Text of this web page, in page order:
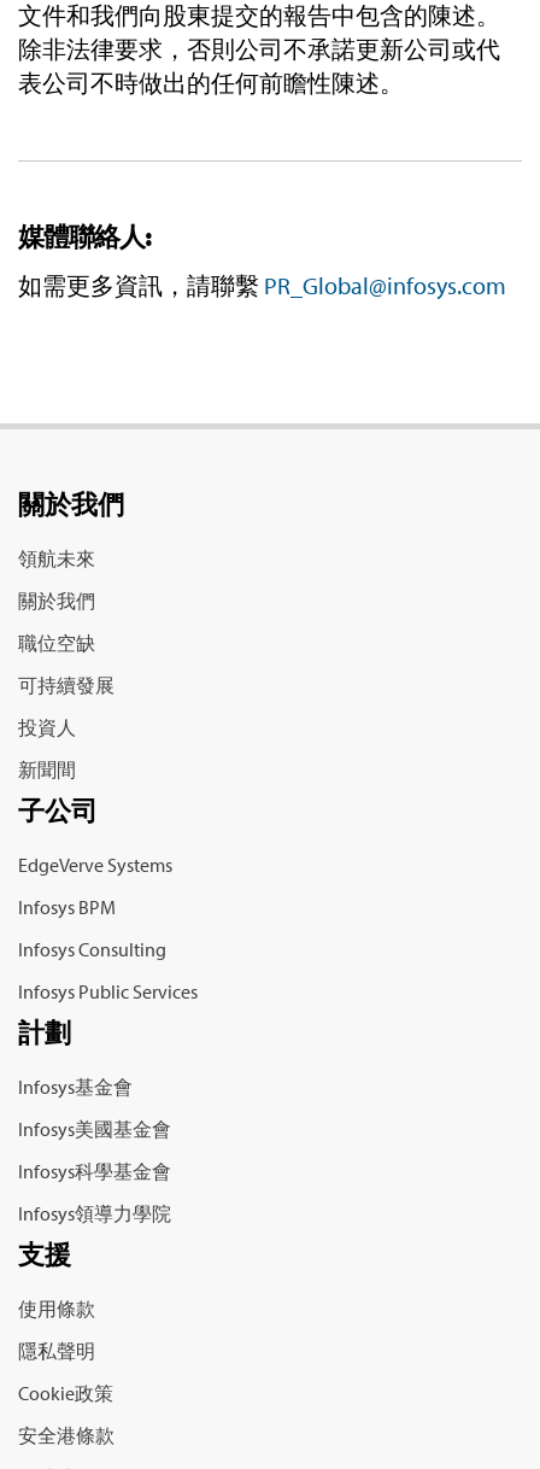
文件和我們向股東提交的報告中包含的陳述。
除非法律要求，否則公司不承諾更新公司或代
表公司不時做出的任何前瞻性陳述。
媒體聯絡人:
如需更多資訊，請聯繫 PR_Global@infosys.com
關於我們
領航未來
關於我們
職位空缺
可持續發展
投資人
新聞間
子公司
EdgeVerve Systems
Infosys BPM
Infosys Consulting
Infosys Public Services
計劃
Infosys基金會
Infosys美國基金會
Infosys科學基金會
Infosys領導力學院
支援
使用條款
隱私聲明
Cookie政策
安全港條款